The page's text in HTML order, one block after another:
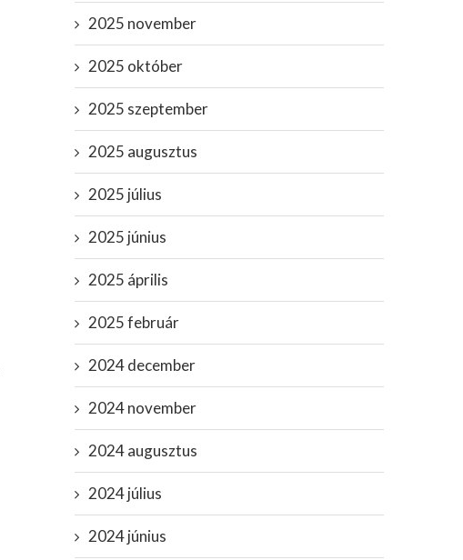
2025 november
2025 október
2025 szeptember
2025 augusztus
2025 július
2025 június
2025 április
2025 február
2024 december
2024 november
2024 augusztus
2024 július
2024 június